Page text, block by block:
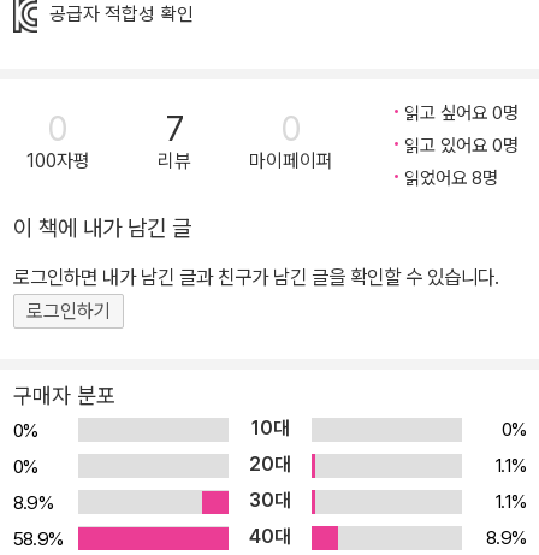
다는 ‘돈의 역사’부터 도매와 소매 같은 시장의 종류까지, 경제에 관련
았다. 예산을 짜고 기부를 하는 등 용돈을 건강하고 똑똑하게 관리하
는 법과 더불어 저축, 투자, 금리, 신용, 주식 같은 필수 금융 용어를
제 상식이 머릿속에 쏙쏙! 나와 우리, 지구를 행복하게 하는 경제를 배
올라오는 우리네 밥상을 통해 세계가 무역으로 하나의 시장이 된 것
을 한눈에 보여 준다. 여러 나라가 경제적 교류로 얻게 된 이익을 설명
라는 계속 가난에서 허덕이게 하는 문제점이 있다는 것도 짚는다. 이
런 문제점을 해결하기 위해 시작된 공정 무역과 착한 소비도 함께 다
룬다. 이 밖에 물건을 소유하지 않고 나누어 쓰는 공유 경제와 구독 경
제, 중고 거래와 같은 최신 경제 동향도 알려 준다. 아이들은 교과서
안팎의 경제 상식을 쌓으며 세계 경제의 흐름을 이해하고, 무역 전쟁,
공급자 적합성 확인
0
100자평
7
리뷰
0
마이페이퍼
읽고 싶어요 0명
읽고 있어요 0명
읽었어요 8명
이 책에 내가 남긴 글
로그인하면 내가 남긴 글과 친구가 남긴 글을 확인할 수 있습니다.
로그인하기
구매자 분포
0% 10대
0%
0%
20대
1.1%
8.9%
30대
1.1%
58.9%
40대
8.9%